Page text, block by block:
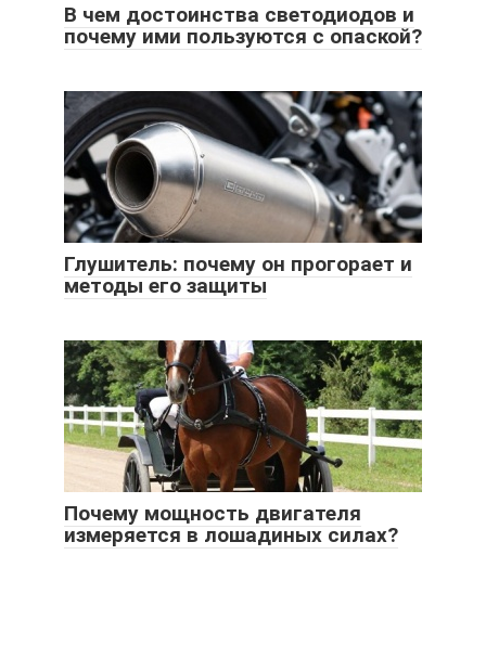
В чем достоинства светодиодов и
почему ими пользуются с опаской?
Глушитель: почему он прогорает и
методы его защиты
Почему мощность двигателя
измеряется в лошадиных силах?